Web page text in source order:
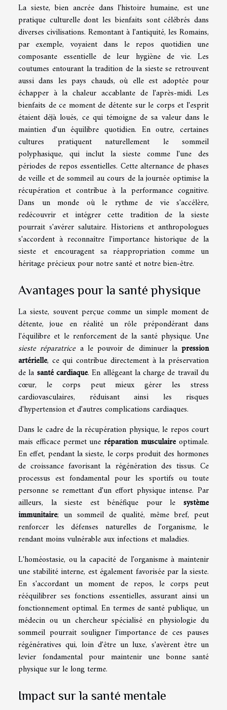
La sieste, bien ancrée dans l'histoire humaine, est une
pratique culturelle dont les bienfaits sont célébrés dans
diverses civilisations. Remontant à l'antiquité, les Romains,
par exemple, voyaient dans le repos quotidien une
composante essentielle de leur hygiène de vie. Les
coutumes entourant la tradition de la sieste se retrouvent
aussi dans les pays chauds, où elle est adoptée pour
échapper à la chaleur accablante de l'après-midi. Les
bienfaits de ce moment de détente sur le corps et l'esprit
étaient déjà loués, ce qui témoigne de sa valeur dans le
maintien d'un équilibre quotidien. En outre, certaines
cultures pratiquent naturellement le sommeil
polyphasique, qui inclut la sieste comme l'une des
périodes de repos essentielles. Cette alternance de phases
de veille et de sommeil au cours de la journée optimise la
récupération et contribue à la performance cognitive.
Dans un monde où le rythme de vie s'accélère,
redécouvrir et intégrer cette tradition de la sieste
pourrait s'avérer salutaire. Historiens et anthropologues
s'accordent à reconnaître l'importance historique de la
sieste et encouragent sa réappropriation comme un
héritage précieux pour notre santé et notre bien-être.
Avantages pour la santé physique
La sieste, souvent perçue comme un simple moment de
détente, joue en réalité un rôle prépondérant dans
l'équilibre et le renforcement de la santé physique. Une
sieste réparatricea le pouvoir de diminuer la pression
artérielle, ce qui contribue directement à la préservation
de la santé cardiaque. En allégeant la charge de travail du
cœur, le corps peut mieux gérer les stress
cardiovasculaires, réduisant ainsi les risques
d'hypertension et d'autres complications cardiaques.
Dans le cadre de la récupération physique, le repos court
mais efficace permet uneréparation musculaireoptimale.
En effet, pendant la sieste, le corps produit des hormones
de croissance favorisant la régénération des tissus. Ce
processus est fondamental pour les sportifs ou toute
personne se remettant d'un effort physique intense. Par
ailleurs, la sieste est bénéfique pour le système
immunitaire; un sommeil de qualité, même bref, peut
renforcer les défenses naturelles de l'organisme, le
rendant moins vulnérable aux infections et maladies.
L'homéostasie, ou la capacité de l'organisme à maintenir
une stabilité interne, est également favorisée par la sieste.
En s'accordant un moment de repos, le corps peut
rééquilibrer ses fonctions essentielles, assurant ainsi un
fonctionnement optimal. En termes de santé publique, un
médecin ou un chercheur spécialisé en physiologie du
sommeil pourrait souligner l'importance de ces pauses
régénératives qui, loin d'être un luxe, s'avèrent être un
levier fondamental pour maintenir une bonne santé
physique sur le long terme.
Impact sur la santé mentale